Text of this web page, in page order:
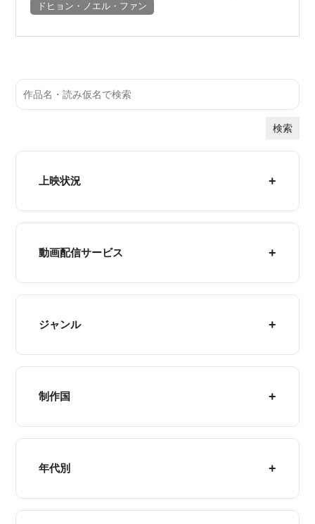
ドヒョン・ノエル・ファン
検索
上映状況
動画配信サービス
ジャンル
制作国
年代別